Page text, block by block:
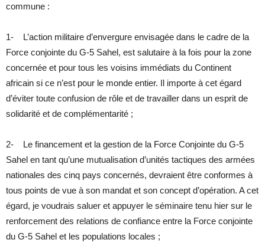
commune :
1- L’action militaire d’envergure envisagée dans le cadre de la
Force conjointe du G-5 Sahel, est salutaire à la fois pour la zone
concernée et pour tous les voisins immédiats du Continent
africain si ce n’est pour le monde entier. Il importe à cet égard
d’éviter toute confusion de rôle et de travailler dans un esprit de
solidarité et de complémentarité ;
2- Le financement et la gestion de la Force Conjointe du G-5
Sahel en tant qu’une mutualisation d’unités tactiques des armées
nationales des cinq pays concernés, devraient être conformes à
tous points de vue à son mandat et son concept d’opération. A cet
égard, je voudrais saluer et appuyer le séminaire tenu hier sur le
renforcement des relations de confiance entre la Force conjointe
du G-5 Sahel et les populations locales ;